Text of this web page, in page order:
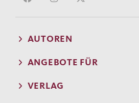
AUTOREN
ANGEBOTE FÜR
VERLAG